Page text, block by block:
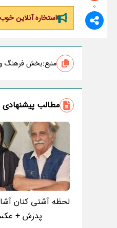
استخاره آنلاین
0
منبع:بخش فرهنگ
مطالب پیشنهادی
لحظه آشتی کنان
پدرش +